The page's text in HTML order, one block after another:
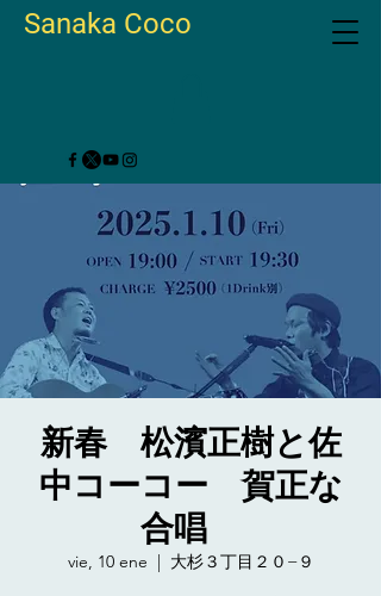
Sanaka Coco
新春 松濱正樹と佐
中コーコー 賀正な
合唱
vie, 10 ene
  |
大杉３丁目２０−９